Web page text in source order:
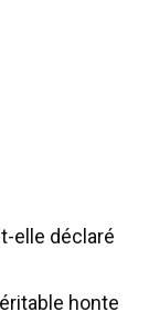
elle déclaré
honte